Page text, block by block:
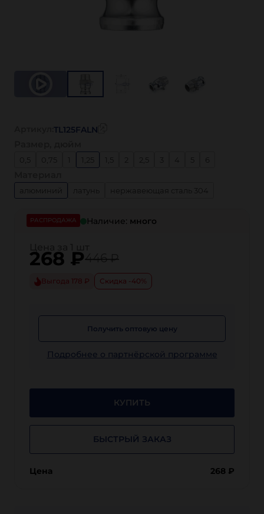
РАСПРОДАЖА Наличие: много
268 ₽446 ₽
Выгода 178 ₽ Скидка -40%
Получить оптовую цену
Подробнее о партнёрской программе
КУПИТЬ
БЫСТРЫЙ ЗАКАЗ
Цена 268 ₽
TL125FALN
0,75 3 6
нержавеющая сталь 304